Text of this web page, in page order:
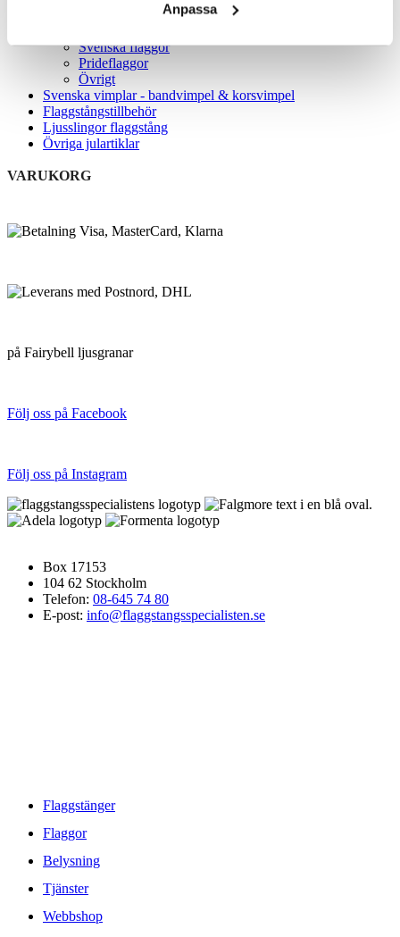
Anpassa
Svenska flaggor
Prideflaggor
Övrigt
Svenska vimplar - bandvimpel & korsvimpel
Flaggstångstillbehör
Ljusslingor flaggstång
Övriga julartiklar
VARUKORG
på Fairybell ljusgranar
Följ oss på Facebook
Följ oss på Instagram
Box 17153
104 62 Stockholm
Telefon: 08-645 74 80
E-post: info@flaggstangsspecialisten.se
Flaggstänger
Flaggor
Belysning
Tjänster
Webbshop